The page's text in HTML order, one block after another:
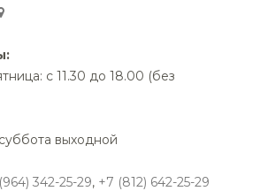
с 11.30 до 18.00 (без
выходной
342-25-29, +7 (812) 642-25-29